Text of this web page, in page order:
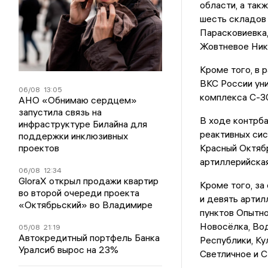
06/08 13:05
АНО «Обнимаю сердцем»
запустила связь на
инфраструктуре Билайна для
поддержки инклюзивных
проектов
06/08 12:34
GloraX открыл продажи квартир
во второй очереди проекта
«Октябрьский» во Владимире
05/08 21:19
Автокредитный портфель Банка
Уралсиб вырос на 23%
области, а
шесть складов
Жовтневое
Кроме того, в
ВКС России
комплекса С-
В ходе
реактивных
Красный
Кроме того,
и девять
пунктов
Новосёлка,
Республики,
Светличное и